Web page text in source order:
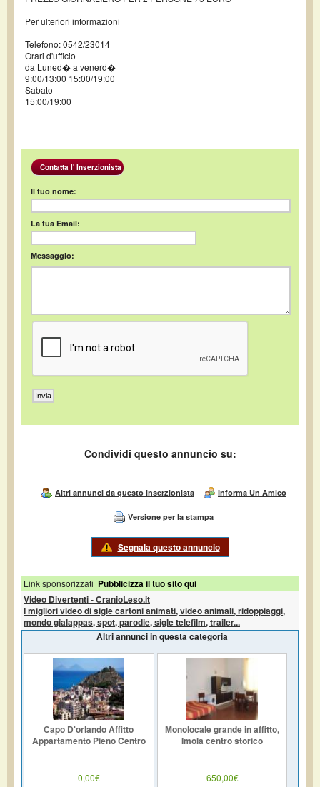
Per ulteriori informazioni
Telefono: 0542/23014
Orari d'ufficio
da Luned� a venerd�
9:00/13:00 15:00/19:00
Sabato
15:00/19:00
Contatta l' Inserzionista
Il tuo nome:
La tua Email:
Messaggio:
Condividi questo annuncio su:
Altri annunci da questo inserzionista Informa Un Amico
Versione per la stampa
Segnala questo annuncio
Link sponsorizzati Pubblicizza il tuo sito qui
Video Divertenti - CranioLeso.it
I migliori video di sigle cartoni animati, video animali, ridoppiaggi,
mondo gialappas, spot, parodie, sigle telefilm, trailer...
Altri annunci in questa categoria
Capo D'orlando Affitto
Appartamento Pieno Centro
0,00€
Monolocale grande in affitto,
Imola centro storico
650,00€